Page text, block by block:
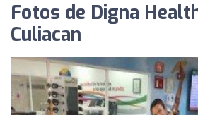
Fotos de Digna
Culiacan